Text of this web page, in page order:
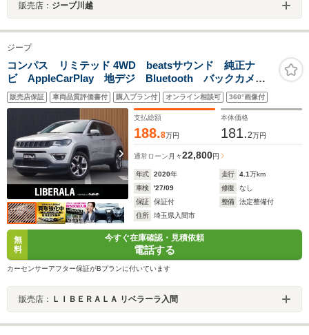
販売店： ジープ川越
ジープ
コンパス リミテッド 4WD beatsサウンド 純正ナ
ビ AppleCarPlay 地デジ Bluetooth バックカメ
ラ 黒革 パワーシート シートヒーター コーナーセ
ンサー ACC ETC 純正18インチアルミホイール ア
イドリングストップ HIDライト!!!
販売店保証 車両品質評価書付 購入プラン付 オンライン相談可 360°画像付
支払総額
188.8万円
本体価格
181.2万円
通常ローン 月々22,800円
年式 2020年 走行 4.1万km
車検
'27/09 修復
なし
保証
保証付 整備
法定整備付
住所
埼玉県入間市
無
料
今すぐ在庫確認・見積依頼
電話する
カーセンサーアフター保証がBプランに付いています
販売店： ＬＩＢＥＲＡＬＡ リベラーラ入間